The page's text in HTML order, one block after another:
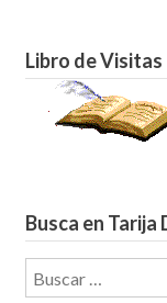
Libro de Visitas
Busca en Tarija
Buscar: